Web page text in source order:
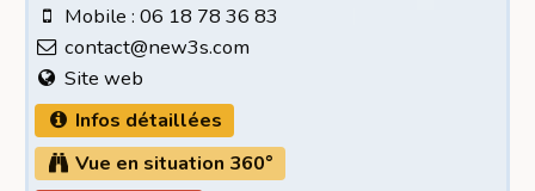
Mobile : 06 18 78 36 83
contact@new3s.com
Site web
Infos détaillées
Vue en situation 360°